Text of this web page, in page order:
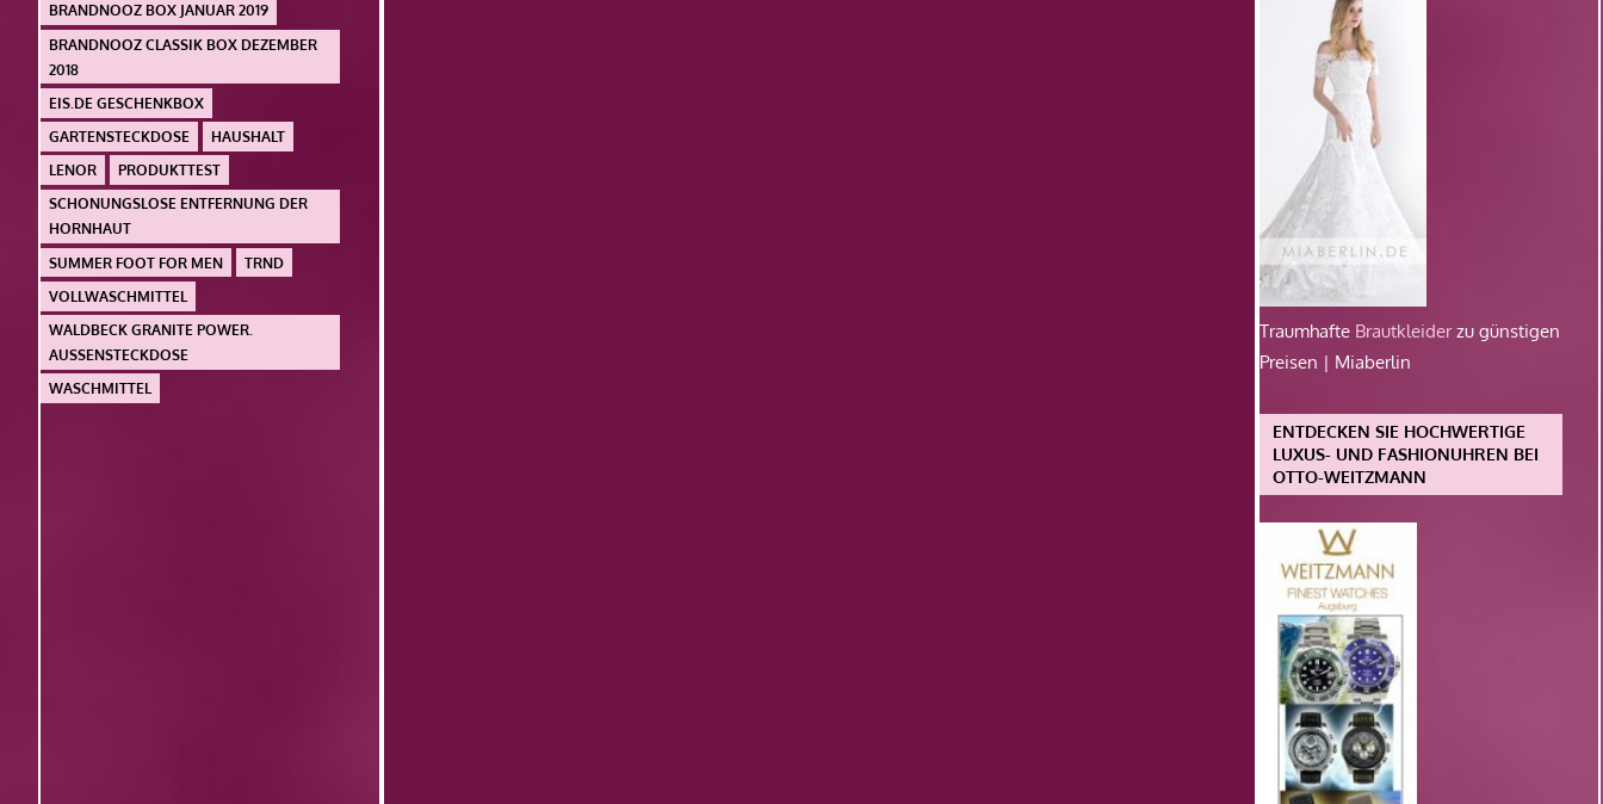
BRANDNOOZ BOX JANUAR 2019
BRANDNOOZ CLASSIK BOX DEZEMBER
2018
EIS.DE GESCHENKBOX
GARTENSTECKDOSE
HAUSHALT
LENOR
PRODUKTTEST
SCHONUNGSLOSE ENTFERNUNG DER
HORNHAUT
SUMMER FOOT FOR MEN
TRND
VOLLWASCHMITTEL
WALDBECK GRANITE POWER.
AUSSENSTECKDOSE
WASCHMITTEL
Traumhafte Brautkleiderzu günstigen
Preisen | Miaberlin
ENTDECKEN SIE HOCHWERTIGE
LUXUS- UND FASHIONUHREN BEI
OTTO-WEITZMANN